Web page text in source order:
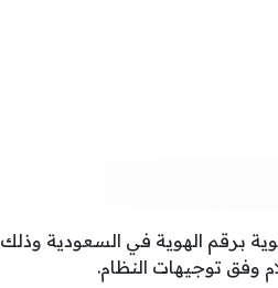
برقم الهوية في السعودية وذلك
وفق توجيهات النظام.